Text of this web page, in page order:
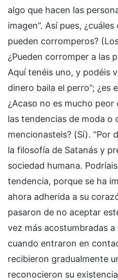
algo que hacen las
imagen”. Así pues,
pueden corromperos?
¿Pueden corromper a las
Aquí tenéis uno, y podéis
dinero baila el perro”; ¿es
¿Acaso no es mucho
las tendencias de moda o
mencionasteis? (Sí). “Por
la filosofía de Satanás y
sociedad humana.
tendencia, porque se ha
ahora adherida a su
pasaron de no aceptar
vez más acostumbradas a
cuando entraron en
recibieron gradualmente
reconocieron su